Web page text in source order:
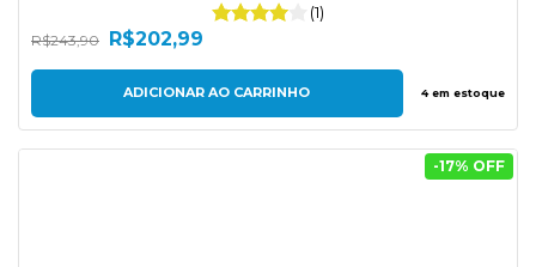
(1)
R$243,90 R$202,99
4em estoque
-17% OFF